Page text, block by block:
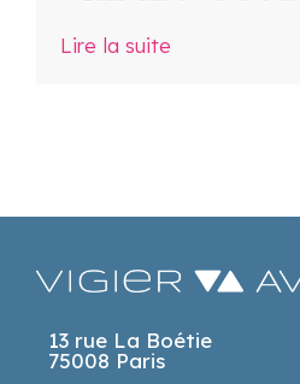
Lire la suite
13 rue La Boétie
75008 Paris